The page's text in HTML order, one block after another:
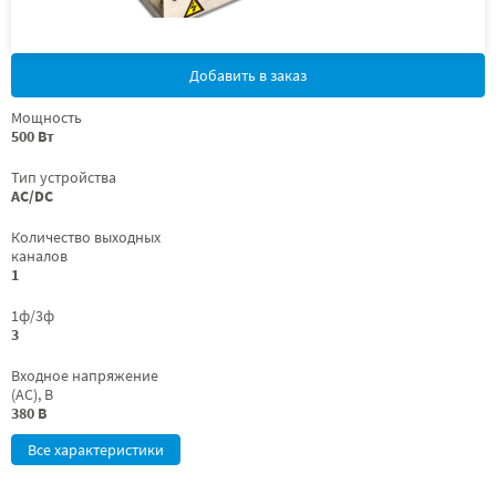
Добавить в заказ
Мощность
500 Вт
Тип устройства
AC/DC
Количество выходных
каналов
1
1ф/3ф
3
Входное напряжение
(AC), В
380 В
Все характеристики